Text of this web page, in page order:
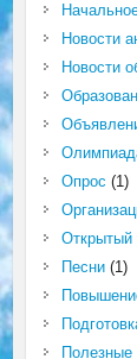
Новости
Новости
Опрос (1)
Открытый
Песни(1)
Полезные